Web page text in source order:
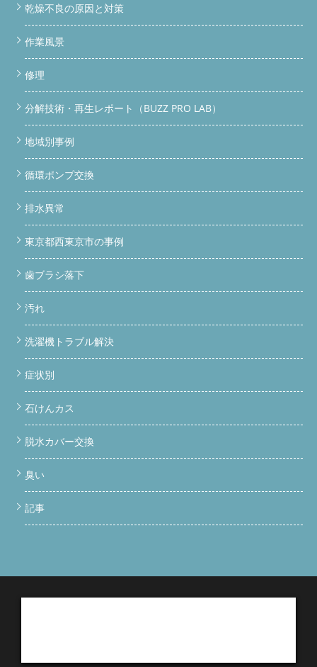
乾燥不良の原因と対策
作業風景
修理
分解技術・再生レポート（BUZZ PRO LAB）
地域別事例
循環ポンプ交換
排水異常
東京都西東京市の事例
歯ブラシ落下
汚れ
洗濯機トラブル解決
症状別
石けんカス
脱水カバー交換
臭い
記事